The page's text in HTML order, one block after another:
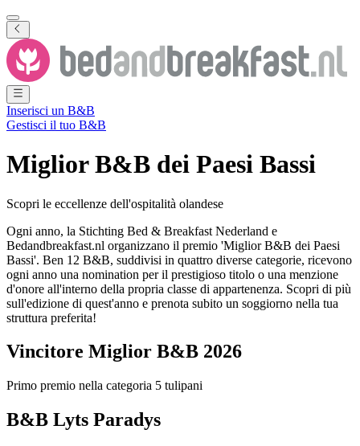
Inserisci un B&B
Gestisci il tuo B&B
Miglior B&B dei Paesi Bassi
Scopri le eccellenze dell'ospitalità olandese
Ogni anno, la Stichting Bed & Breakfast Nederland e
Bedandbreakfast.nl organizzano il premio 'Miglior B&B dei Paesi
Bassi'. Ben 12 B&B, suddivisi in quattro diverse categorie, ricevono
ogni anno una nomination per il prestigioso titolo o una menzione
d'onore all'interno della propria classe di appartenenza. Scopri di più
sull'edizione di quest'anno e prenota subito un soggiorno nella tua
struttura preferita!
Vincitore Miglior B&B 2026
Primo premio nella categoria 5 tulipani
B&B Lyts Paradys